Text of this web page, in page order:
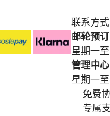
联系方式
邮轮预订
星期一至
管理中心
星期一至
免费
专属